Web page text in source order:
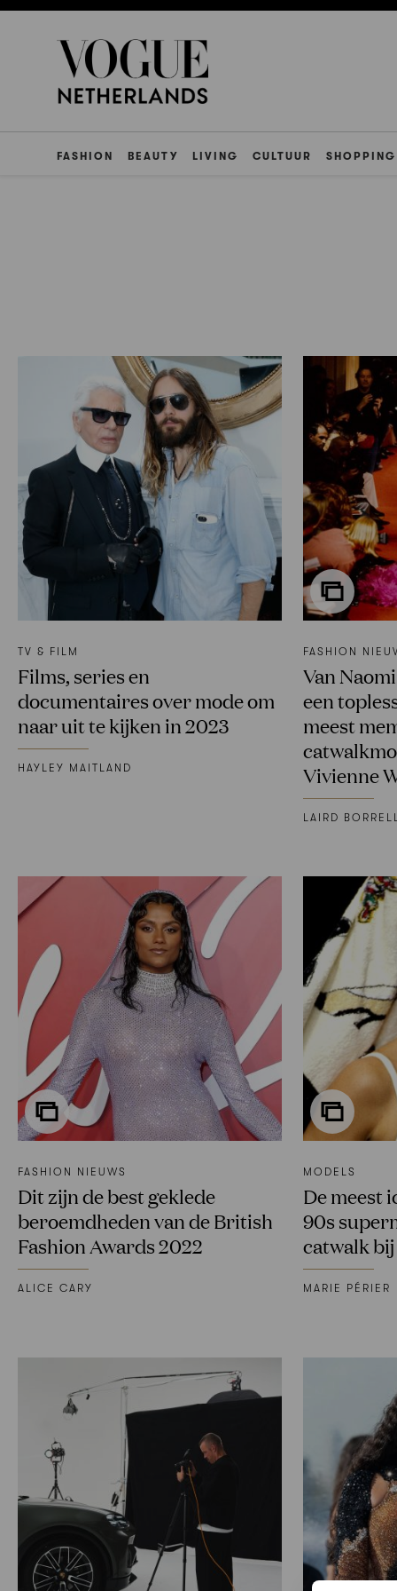
FASHION BEAUTY LIVING CULTUUR SHOPPING
TV & FILM
Films, series en
documentaires over mode om
naar uit te kijken in 2023
HAYLEY MAITLAND
FASHION
Van
een
meest
Vivienne
LAIRD
FASHION NIEUWS
Dit zijn de best geklede
beroemdheden van de British
Fashion Awards 2022
ALICE CARY
MODELS
De meest
90s
catwalk
MARIE PÉRIER